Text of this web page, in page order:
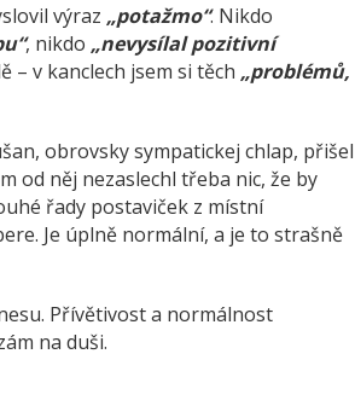
výraz „potažmo“. Nikdo
, nikdo „nevysílal pozitivní
v kanclech jsem si těch „problémů,
obrovsky sympatickej chlap, přišel
od něj nezaslechl třeba nic, že by
řady postaviček z místní
Je úplně normální, a je to strašně
Přívětivost a normálnost
na duši.